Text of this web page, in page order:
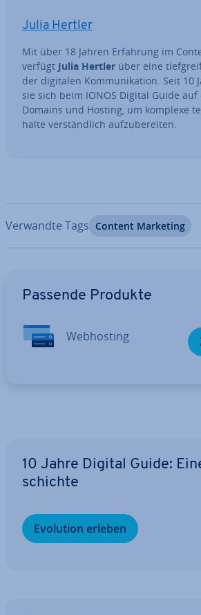
Julia Hertler
Mit über 18 Jahren Erfahrung im
verfügt Julia Hertler über eine
der digitalen Kom­mu­ni­ka­ti­on. Seit 10
sie sich beim IONOS Digital Guide
Domains und Hosting, um komplexe
hal­te ver­ständ­lich auf­zu­be­rei­ten.
Verwandte Tags Content Marketing
Passende Produkte
Web­hos­ting
10 Jahre Digital Guide:
schich­te
Evolution erleben